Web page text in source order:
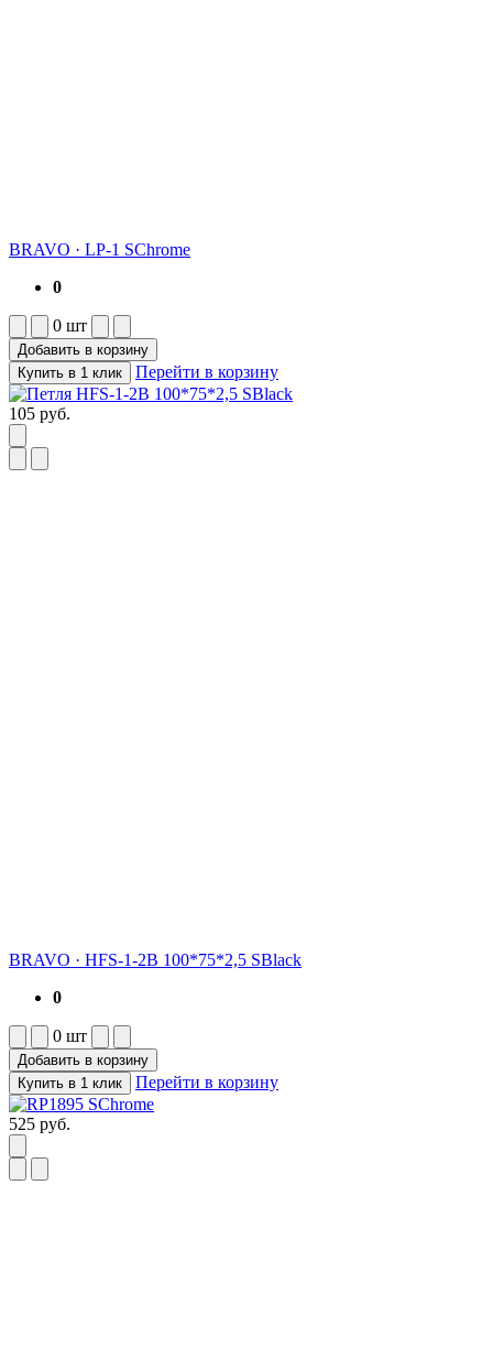
BRAVO · LP-1 SChrome
0
0 шт
Добавить в корзину
Купить в 1 клик
Перейти в корзину
105 руб.
BRAVO · HFS-1-2B 100*75*2,5 SBlack
0
0 шт
Добавить в корзину
Купить в 1 клик
Перейти в корзину
525 руб.